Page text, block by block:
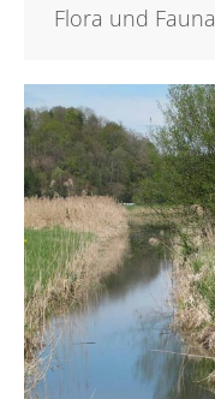
Flora und